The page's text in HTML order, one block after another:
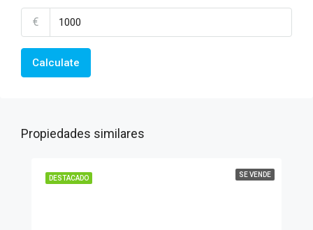
€
Calculate
Propiedades similares
DESTACADO SE VENDE